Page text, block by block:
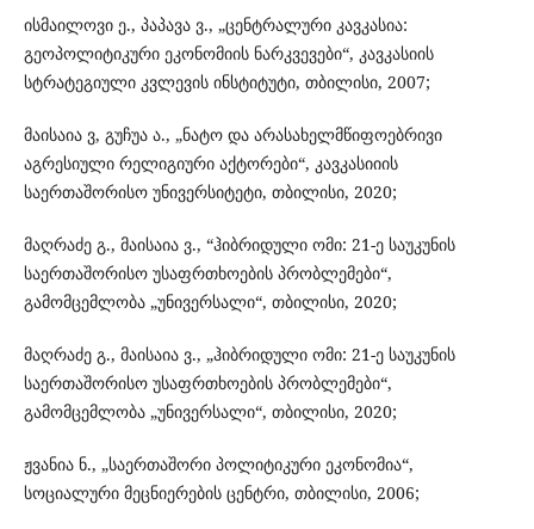
ისმაილოვი ე., პაპავა ვ., „ცენტრალური კავკასია:
გეოპოლიტიკური ეკონომიის ნარკვევები“, კავკასიის
სტრატეგიული კვლევის ინსტიტუტი, თბილისი, 2007;
მაისაია ვ, გუჩუა ა., „ნატო და არასახელმწიფოებრივი
აგრესიული რელიგიური აქტორები“, კავკასიიის
საერთაშორისო უნივერსიტეტი, თბილისი, 2020;
მაღრაძე გ., მაისაია ვ., “ჰიბრიდული ომი: 21-ე საუკუნის
საერთაშორისო უსაფრთხოების პრობლემები“,
გამომცემლობა „უნივერსალი“, თბილისი, 2020;
მაღრაძე გ., მაისაია ვ., „ჰიბრიდული ომი: 21-ე საუკუნის
საერთაშორისო უსაფრთხოების პრობლემები“,
გამომცემლობა „უნივერსალი“, თბილისი, 2020;
ჟვანია ნ., „საერთაშორი პოლიტიკური ეკონომია“,
სოციალური მეცნიერების ცენტრი, თბილისი, 2006;